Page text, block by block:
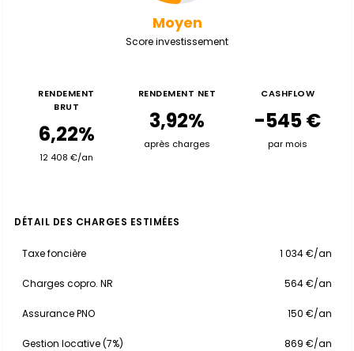
Moyen
Score investissement
RENDEMENT
BRUT
6,22%
12 408 €/an
RENDEMENT NET
3,92%
après charges
CASHFLOW
-545 €
par mois
DÉTAIL DES CHARGES ESTIMÉES
Taxe foncière 1 034 €/an
Charges copro. NR 564 €/an
Assurance PNO 150 €/an
Gestion locative (7%) 869 €/an